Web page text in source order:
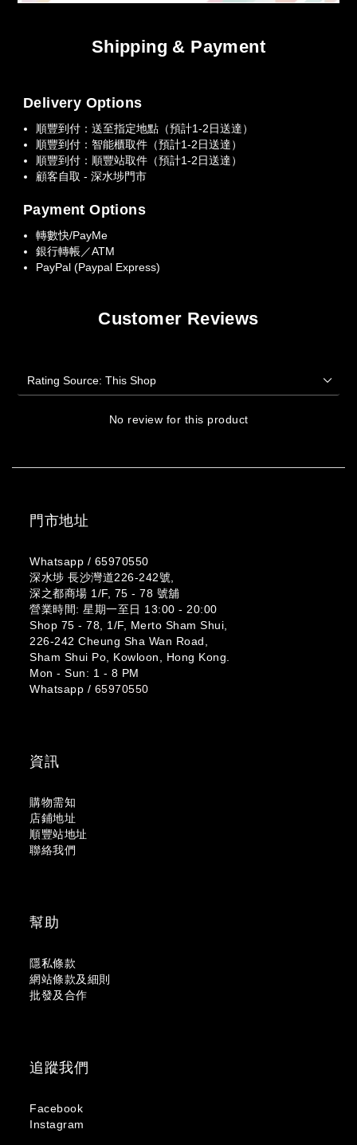
Shipping & Payment
Delivery Options
順豐到付：送至指定地點（預計1-2日送達）
順豐到付：智能櫃取件（預計1-2日送達）
順豐到付：順豐站取件（預計1-2日送達）
顧客自取 - 深水埗門市
Payment Options
轉數快/PayMe
銀行轉帳／ATM
PayPal (Paypal Express)
Customer Reviews
No review for this product
門市地址
Whatsapp / 65970550
深水埗 長沙灣道226-242號,
深之都商場 1/F, 75 - 78 號舖
營業時間: 星期一至日 13:00 - 20:00
Shop 75 - 78, 1/F, Merto Sham Shui,
226-242 Cheung Sha Wan Road,
Sham Shui Po, Kowloon, Hong Kong.
Mon - Sun: 1 - 8 PM
Whatsapp / 65970550
資訊
購物需知
店鋪地址
順豐站地址
聯絡我們
幫助
隱私條款
網站條款及細則
批發及合作
追蹤我們
Facebook
Instagram